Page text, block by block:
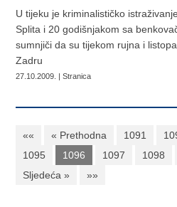
U tijeku je kriminalističko
Splita i 20 godišnjakom sa
sumnjiči da su tijekom rujna i
Zadru
27.10.2009. | Stranica
«« « Prethodna 1091
1095
1096 1097 1098
Sljedeća »
»»